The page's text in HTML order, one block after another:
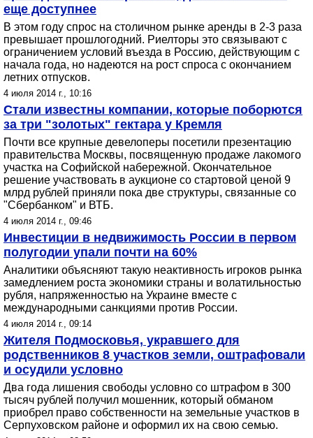
еще доступнее
В этом году спрос на столичном рынке аренды в 2-3 раза
превышает прошлогодний. Риелторы это связывают с
ограничением условий въезда в Россию, действующим с
начала года, но надеются на рост спроса с окончанием
летних отпусков.
4 июля 2014 г., 10:16
Стали известны компании, которые поборются
за три "золотых" гектара у Кремля
Почти все крупные девелоперы посетили презентацию
правительства Москвы, посвященную продаже лакомого
участка на Софийской набережной. Окончательное
решение участвовать в аукционе со стартовой ценой 9
млрд рублей приняли пока две структуры, связанные со
"Сбербанком" и ВТБ.
4 июля 2014 г., 09:46
Инвестиции в недвижимость России в первом
полугодии упали почти на 60%
Аналитики объясняют такую неактивность игроков рынка
замедлением роста экономики страны и волатильностью
рубля, напряженностью на Украине вместе с
международными санкциями против России.
4 июля 2014 г., 09:14
Жителя Подмосковья, укравшего для
родственников 8 участков земли, оштрафовали
и осудили условно
Два года лишения свободы условно со штрафом в 300
тысяч рублей получил мошенник, который обманом
приобрел право собственности на земельные участков в
Серпуховском районе и оформил их на свою семью.